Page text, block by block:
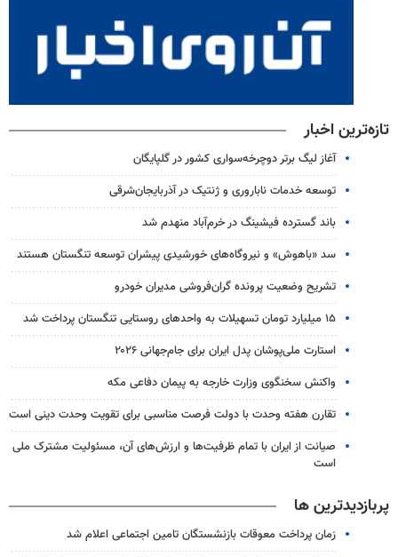
تازه‌ترین اخبار
آغاز لیگ برتر دوچرخه‌سواری کشور در گلپایگان
توسعه خدمات ناباروری و ژنتیک در آذربایجان‌شرقی
باند گسترده فیشینگ در خرم‌آباد منهدم شد
سد «باهوش» و نیروگاه‌های خورشیدی پیشران توسعه تنگستان هستند
تشریح وضعیت پرونده گران‌فروشی مدیران خودرو
۱۵ میلیارد تومان تسهیلات به واحدهای روستایی تنگستان پرداخت شد
استارت ملی‌پوشان پدل ایران برای جام‌جهانی ۲۰۲۶
واکنش سخنگوی وزارت خارجه به پیمان دفاعی مکه
تقارن هفته وحدت با دولت فرصت مناسبی برای تقویت وحدت دینی است
صیانت از ایران با تمام ظرفیت‌ها و ارزش‌های آن، مسئولیت مشترک ملی
است
پربازدیدترین ها
زمان پرداخت معوقات بازنشستگان تامین اجتماعی اعلام شد